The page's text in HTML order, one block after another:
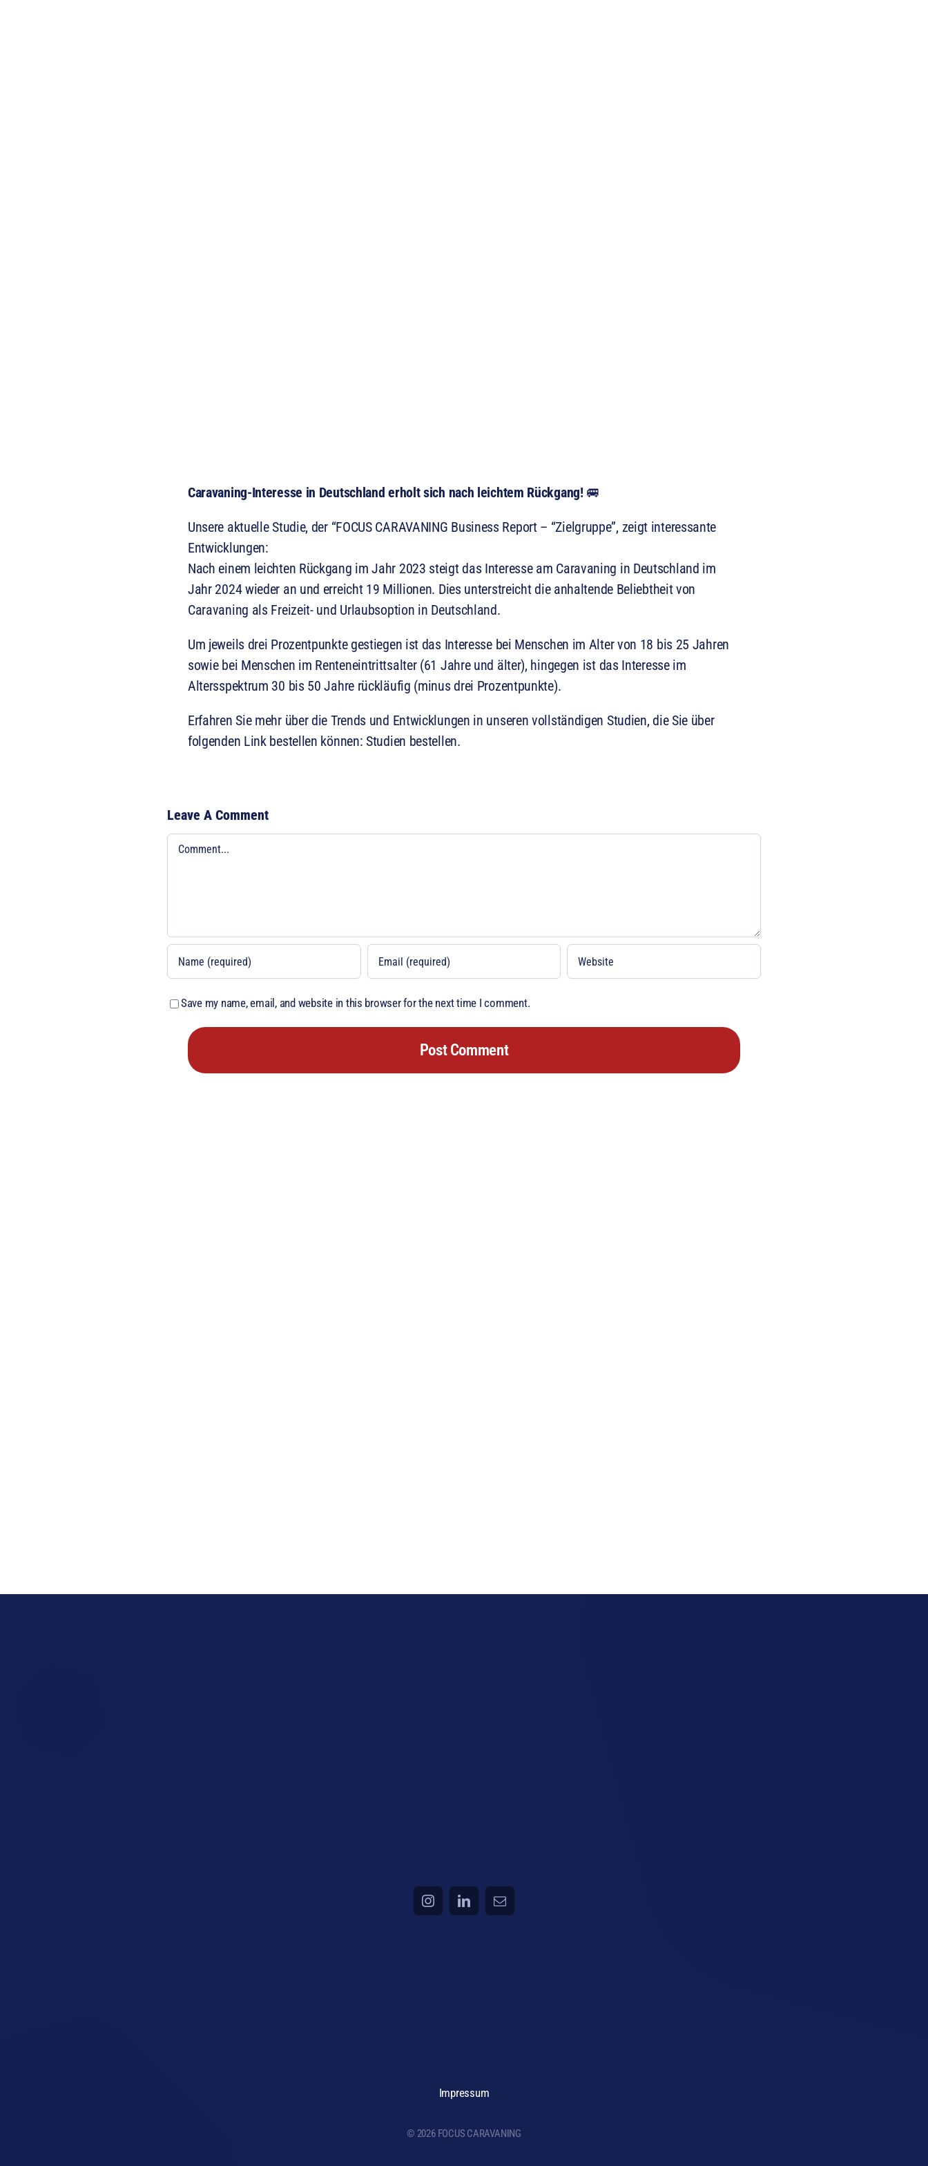
Caravaning-Interesse in Deutschland erholt sich nach leichtem Rückgang!🚐
Unsere aktuelle Studie, der “FOCUS CARAVANING Business Report – “Zielgruppe”, zeigt interessante
Entwicklungen:
Nach einem leichten Rückgang im Jahr 2023 steigt das Interesse am Caravaning in Deutschland im
Jahr 2024 wieder an und erreicht 19 Millionen. Dies unterstreicht die anhaltende Beliebtheit von
Caravaning als Freizeit- und Urlaubsoption in Deutschland.
Um jeweils drei Prozentpunkte gestiegen ist das Interesse bei Menschen im Alter von 18 bis 25 Jahren
sowie bei Menschen im Renteneintrittsalter (61 Jahre und älter), hingegen ist das Interesse im
Altersspektrum 30 bis 50 Jahre rückläufig (minus drei Prozentpunkte).
Erfahren Sie mehr über die Trends und Entwicklungen in unseren vollständigen Studien, die Sie über
folgenden Link bestellen können:Studien bestellen.
Leave A Comment
Comment
Save my name, email, and website in this browser for the next time I comment.
Impressum
© 2026 FOCUS CARAVANING